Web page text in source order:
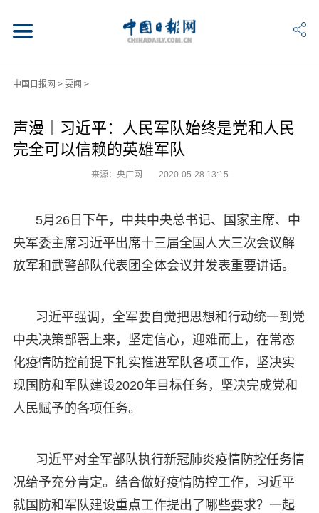
中国日报网 > 要闻 >
声漫｜习近平：人民军队始终是党和人民
完全可以信赖的英雄军队
来源：央广网 2020-05-28 13:15
5月26日下午，中共中央总书记、国家主席、中
央军委主席习近平出席十三届全国人大三次会议解
放军和武警部队代表团全体会议并发表重要讲话。
习近平强调，全军要自觉把思想和行动统一到党
中央决策部署上来，坚定信心，迎难而上，在常态
化疫情防控前提下扎实推进军队各项工作，坚决实
现国防和军队建设2020年目标任务，坚决完成党和
人民赋予的各项任务。
习近平对全军部队执行新冠肺炎疫情防控任务情
况给予充分肯定。结合做好疫情防控工作，习近平
就国防和军队建设重点工作提出了哪些要求？一起